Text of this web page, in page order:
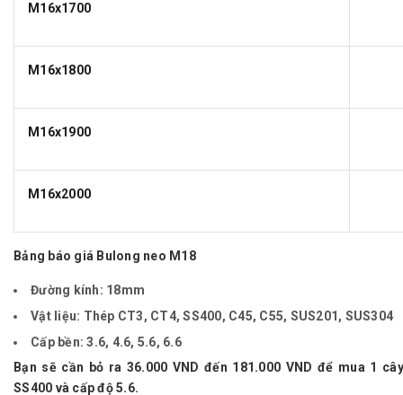
M16x1700
M16x1800
M16x1900
M16x2000
Bảng báo giá Bulong neo M18
Đường kính: 18mm
Vật liệu: Thép CT3, CT4, SS400, C45, C55, SUS201, SUS304
Cấp bền:3.6, 4.6, 5.6, 6.6
Bạn sẽ cần bỏ ra 36.000 VND đến 181.000 VND để mua 1
SS400 và cấp độ 5.6.